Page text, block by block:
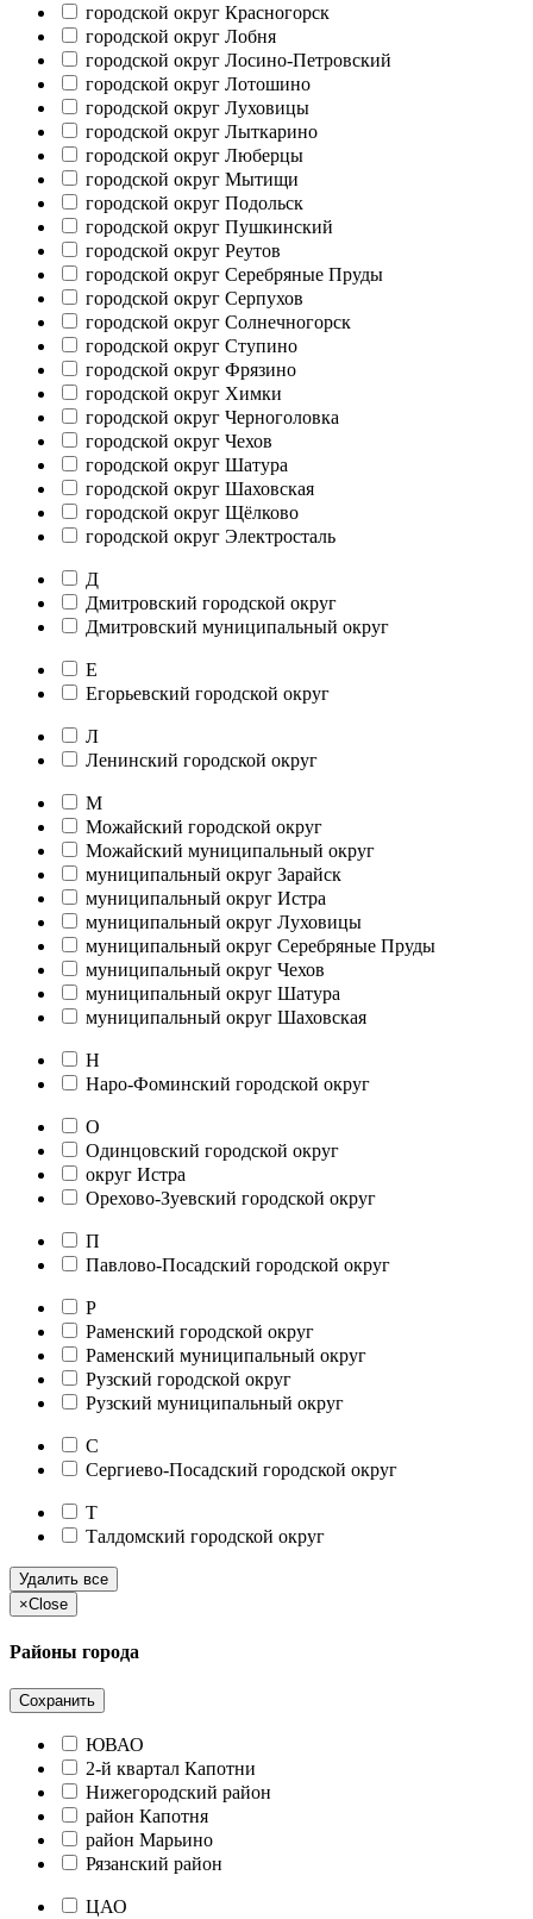
городской округ Красногорск
городской округ Лобня
городской округ Лосино-Петровский
городской округ Лотошино
городской округ Луховицы
городской округ Лыткарино
городской округ Люберцы
городской округ Мытищи
городской округ Подольск
городской округ Пушкинский
городской округ Реутов
городской округ Серебряные Пруды
городской округ Серпухов
городской округ Солнечногорск
городской округ Ступино
городской округ Фрязино
городской округ Химки
городской округ Черноголовка
городской округ Чехов
городской округ Шатура
городской округ Шаховская
городской округ Щёлково
городской округ Электросталь
Д
Дмитровский городской округ
Дмитровский муниципальный округ
Е
Егорьевский городской округ
Л
Ленинский городской округ
М
Можайский городской округ
Можайский муниципальный округ
муниципальный округ Зарайск
муниципальный округ Истра
муниципальный округ Луховицы
муниципальный округ Серебряные Пруды
муниципальный округ Чехов
муниципальный округ Шатура
муниципальный округ Шаховская
Н
Наро-Фоминский городской округ
О
Одинцовский городской округ
округ Истра
Орехово-Зуевский городской округ
П
Павлово-Посадский городской округ
Р
Раменский городской округ
Раменский муниципальный округ
Рузский городской округ
Рузский муниципальный округ
С
Сергиево-Посадский городской округ
Т
Талдомский городской округ
Удалить все
×Close
Районы города
Сохранить
ЮВАО
2-й квартал Капотни
Нижегородский район
район Капотня
район Марьино
Рязанский район
ЦАО